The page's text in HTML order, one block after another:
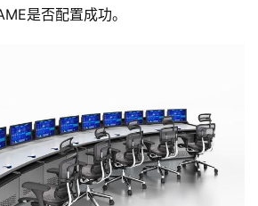
是否配置成功。